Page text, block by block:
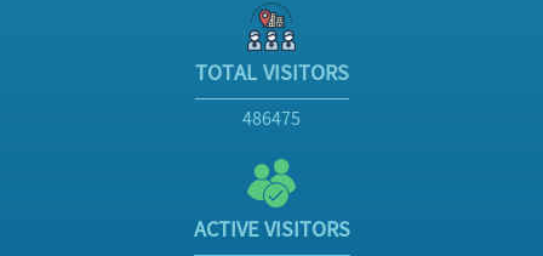
TOTAL VISITORS
486475
ACTIVE VISITORS